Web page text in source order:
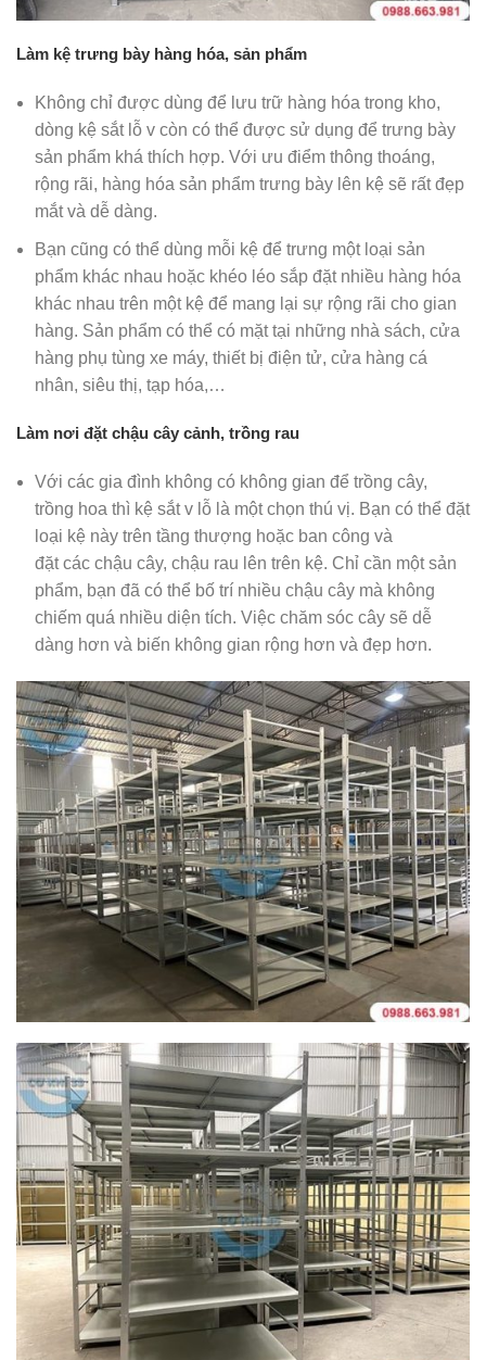
Làm kệ trưng bày hàng hóa, sản phẩm
Không chỉ được dùng để lưu trữ hàng hóa trong kho,
dòng kệ sắt lỗ v còn có thể được sử dụng để trưng bày
sản phẩm khá thích hợp. Với ưu điểm thông thoáng,
rộng rãi, hàng hóa sản phẩm trưng bày lên kệ sẽ rất đẹp
mắt và dễ dàng.
Bạn cũng có thể dùng mỗi kệ để trưng một loại sản
phẩm khác nhau hoặc khéo léo sắp đặt nhiều hàng hóa
khác nhau trên một kệ để mang lại sự rộng rãi cho gian
hàng. Sản phẩm có thể có mặt tại những nhà sách, cửa
hàng phụ tùng xe máy, thiết bị điện tử, cửa hàng cá
nhân, siêu thị, tạp hóa,…
Làm nơi đặt chậu cây cảnh, trồng rau
Với các gia đình không có không gian để trồng cây,
trồng hoa thì kệ sắt v lỗ là một chọn thú vị. Bạn có thể đặt
loại kệ này trên tầng thượng hoặc ban công và
đặt các chậu cây, chậu rau lên trên kệ. Chỉ cần một sản
phẩm, bạn đã có thể bố trí nhiều chậu cây mà không
chiếm quá nhiều diện tích. Việc chăm sóc cây sẽ dễ
dàng hơn và biến không gian rộng hơn và đẹp hơn.